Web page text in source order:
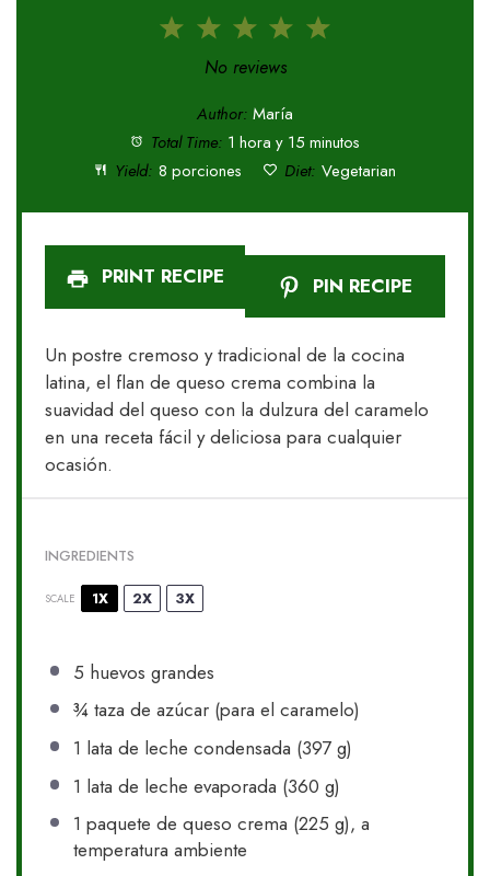
5
4
3
Stars
2
Stars
1
Star
No reviews
Author: María
Total Time: 1 hora y 15 minutos
Yield: 8 porciones Diet: Vegetarian
PRINT RECIPE PIN RECIPE
Un postre cremoso y tradicional de la cocina
latina, el flan de queso crema combina la
suavidad del queso con la dulzura del caramelo
en una receta fácil y deliciosa para cualquier
ocasión.
INGREDIENTS
SCALE 1X 2X 3X
5 huevos grandes
¾taza de azúcar (para el caramelo)
1 lata de leche condensada (397 g)
1 lata de leche evaporada (360 g)
1 paquete de queso crema (225 g), a
temperatura ambiente